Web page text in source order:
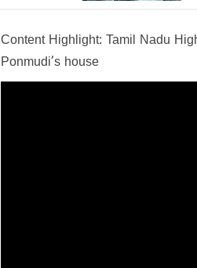
Content Highlight: Tamil Nadu
Ponmudi’s house